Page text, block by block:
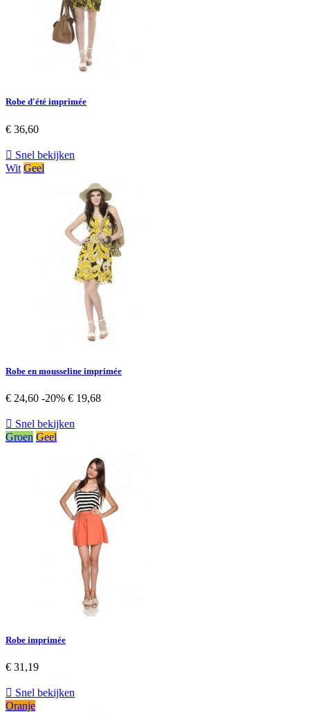
Robe d'été imprimée
€ 36,60
 Snel bekijken
Wit Geel
Robe en mousseline imprimée
€ 24,60 -20% € 19,68
 Snel bekijken
Groen Geel
Robe imprimée
€ 31,19
 Snel bekijken
Oranje